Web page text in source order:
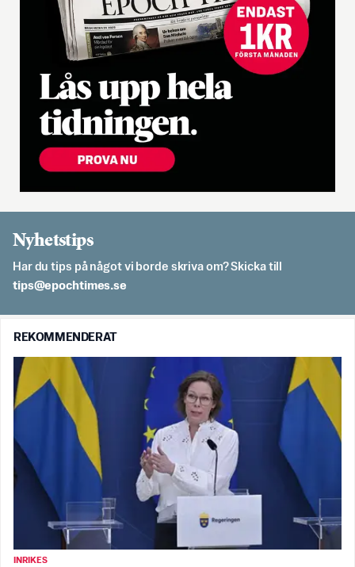
Nyhetstips
Har du tips på något vi borde skriva om? Skicka till
es.semithcope@spit
REKOMMENDERAT
INRIKES